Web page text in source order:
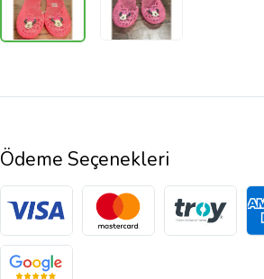
Ödeme Seçenekleri